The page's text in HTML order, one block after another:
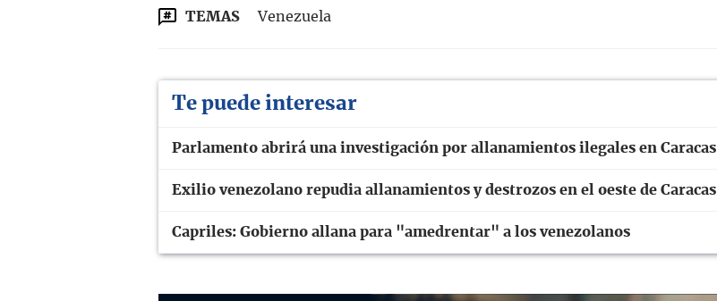
TEMAS Venezuela
Te puede interesar
Parlamento abrirá una investigación por allanamientos ilegales en Caracas
Exilio venezolano repudia allanamientos y destrozos en el oeste de Caracas
Capriles: Gobierno allana para "amedrentar" a los venezolanos